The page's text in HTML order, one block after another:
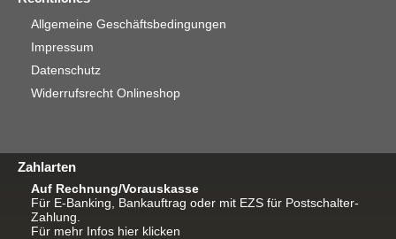
Allgemeine Geschäftsbedingungen
Impressum
Datenschutz
Widerrufsrecht Onlineshop
Zahlarten
Auf Rechnung/Vorauskasse
Für E-Banking, Bankauftrag oder mit EZS für Postschalter-
Zahlung.
Für mehr Infos hier klicken